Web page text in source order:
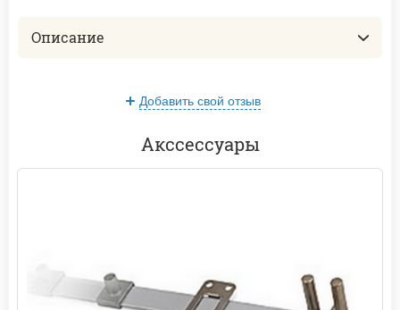
Описание
Добавить свой отзыв
Акссессуары